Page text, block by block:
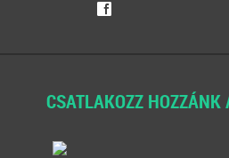
f
CSATLAKOZZ HOZZÁNK